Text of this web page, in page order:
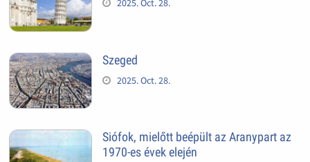
2025. Oct. 28.
Szeged
2025. Oct. 28.
Siófok, mielőtt beépült az Aranypart az
1970-es évek elején